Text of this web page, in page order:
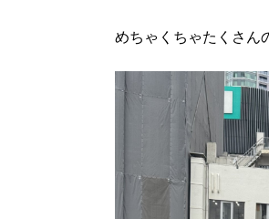
めちゃくちゃたくさん